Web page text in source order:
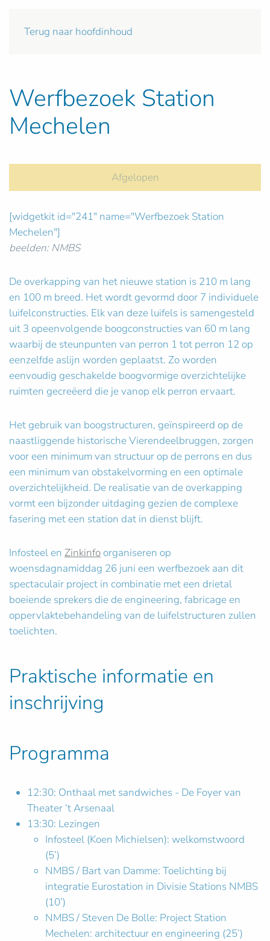
Terug naar hoofdinhoud
Werfbezoek Station
Mechelen
Afgelopen
[widgetkit id="241" name="Werfbezoek Station
Mechelen"]
beelden: NMBS
De overkapping van het nieuwe station is 210 m lang
en 100 m breed. Het wordt gevormd door 7 individuele
luifelconstructies. Elk van deze luifels is samengesteld
uit 3 opeenvolgende boogconstructies van 60 m lang
waarbij de steunpunten van perron 1 tot perron 12 op
eenzelfde aslijn worden geplaatst. Zo worden
eenvoudig geschakelde boogvormige overzichtelijke
ruimten gecreëerd die je vanop elk perron ervaart.
Het gebruik van boogstructuren, geïnspireerd op de
naastliggende historische Vierendeelbruggen, zorgen
voor een minimum van structuur op de perrons en dus
een minimum van obstakelvorming en een optimale
overzichtelijkheid. De realisatie van de overkapping
vormt een bijzonder uitdaging gezien de complexe
fasering met een station dat in dienst blijft.
Infosteel en Zinkinfo organiseren op
woensdagnamiddag 26 juni een werfbezoek aan dit
spectaculair project in combinatie met een drietal
boeiende sprekers die de engineering, fabricage en
oppervlaktebehandeling van de luifelstructuren zullen
toelichten.
Praktische informatie en
inschrijving
Programma
12:30: Onthaal met sandwiches - De Foyer van
Theater ‘t Arsenaal
13:30: Lezingen
Infosteel (Koen Michielsen): welkomstwoord
(5’)
NMBS / Bart van Damme: Toelichting bij
integratie Eurostation in Divisie Stations NMBS
(10’)
NMBS / Steven De Bolle: Project Station
Mechelen: architectuur en engineering (25’)